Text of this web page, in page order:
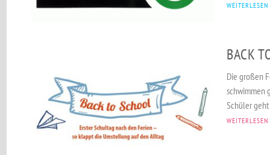
WEITERLESEN
BACK
Die großen
schwimmen
Schüler
WEITERLESEN